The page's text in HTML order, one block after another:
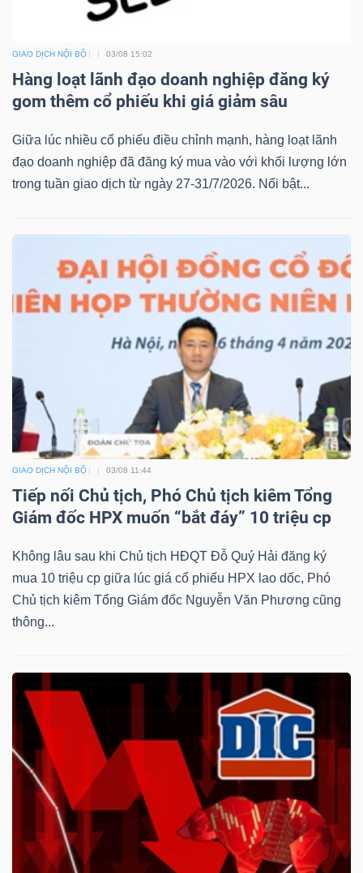
GIAO DỊCH NỘI BỘ 03/08 15:02
Hàng loạt lãnh đạo doanh nghiệp đăng ký
gom thêm cổ phiếu khi giá giảm sâu
Giữa lúc nhiều cổ phiếu điều chỉnh mạnh, hàng loạt lãnh
đạo doanh nghiệp đã đăng ký mua vào với khối lượng lớn
trong tuần giao dịch từ ngày 27-31/7/2026. Nổi bật...
GIAO DỊCH NỘI BỘ 03/08 11:44
Tiếp nối Chủ tịch, Phó Chủ tịch kiêm Tổng
Giám đốc HPX muốn “bắt đáy” 10 triệu cp
Không lâu sau khi Chủ tịch HĐQT Đỗ Quý Hải đăng ký
mua 10 triệu cp giữa lúc giá cổ phiếu HPX lao dốc, Phó
Chủ tịch kiêm Tổng Giám đốc Nguyễn Văn Phương cũng
thông...
Sách
chính
đầu
tư
Truyền
thông
Dữ
liệu
tài